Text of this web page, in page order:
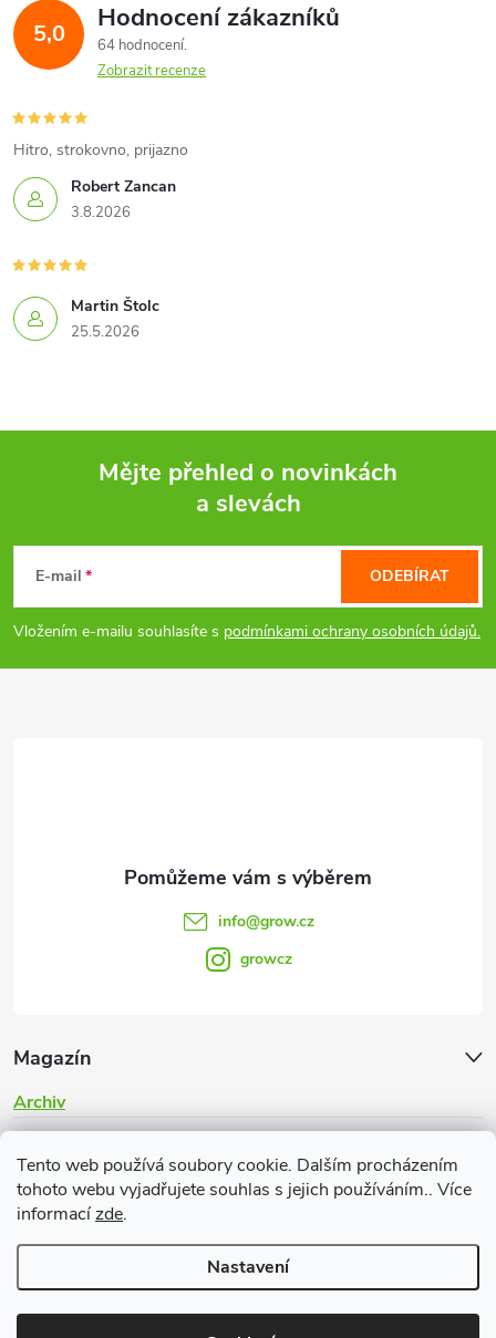
Tento web používá soubory cookie. Dalším procházením
tohoto webu vyjadřujete souhlas s jejich používáním.. Více
informacízde.
Nastavení
d
a
c
í
p
r
v
k
v
i
s
u
5,0 Hodnocení zákazníků
64 hodnocení
Zobrazit recenze
Robert Zancan
3.8.2026
Hitro, strokovno, prijazno
Martin Štolc
25.5.2026
p
a
Mějte přehled o novinkách
a slevách
E-mail
Vložením e-mailu souhlasíte s podmínkami ochrany osobních údajů.
ODEBÍRAT
Magazín
Archiv
info@grow.cz
growcz
Copyright 2026Grow.cz. Všechna práva vyhrazena.